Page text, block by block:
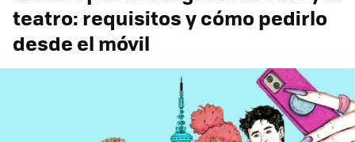
teatro: requisitos y cómo pedirlo
desde el móvil